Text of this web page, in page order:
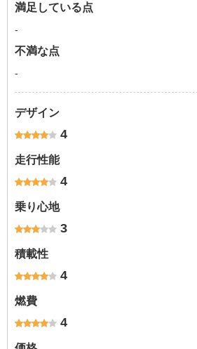
満足している点
-
不満な点
-
デザイン
4
走行性能
4
乗り心地
3
積載性
4
燃費
4